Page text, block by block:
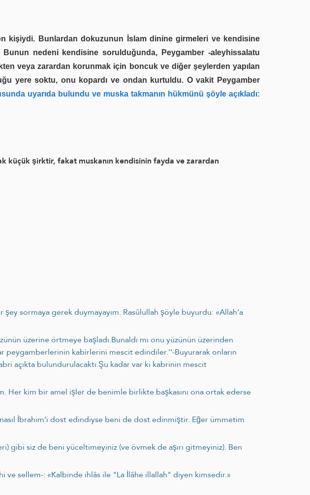
kişiydi. Bunlardan dokuzunun İslam dinine girmeleri ve kendisine
nedeni kendisine sorulduğunda, Peygamber -aleyhissalatu
veya zarardan korunmak için boncuk ve diğer şeylerden yapılan
yere soktu, onu kopardı ve ondan kurtuldu. O vakit Peygamber
uyarıda bulundu ve muska takmanın hükmünü şöyle açıkladı:
küçük şirktir, fakat muskanın kendisinin fayda ve zarardan
sormaya gerek duymayayım. Rasûlullah şöyle buyurdu: «Allah’a
üzerine örtmeye başladı.Bunaldı mı onu yüzünün üzerinden
peygamberlerinin kabirlerini mescit edindiler.''-Buyurarak onların
açıkta bulundurulacaktı.Şu kadar var ki kabrinin mescit
Her kim bir amel işler de benimle birlikte başkasını ona ortak ederse
nasıl İbrahim’i dost edindiyse beni de dost edinmiştir. Eğer ümmetim
gibi siz de beni yüceltimeyiniz (ve övmek de aşırı gitmeyiniz). Ben
ve sellem-: «Kalbinde ihlâs ile "La İlâhe illallah" diyen kimsedir.»